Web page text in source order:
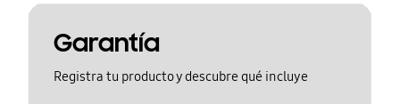
Garantía
Registra tu producto y descubre qué incluye